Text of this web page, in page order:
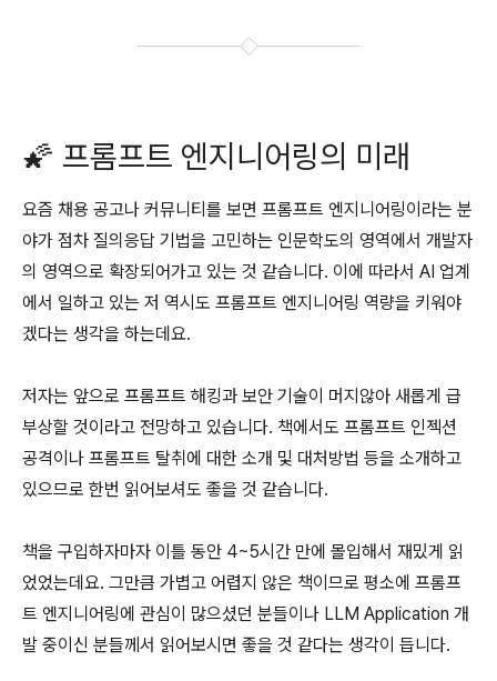
🌠 프롬프트 엔지니어링의 미래
요즘 채용 공고나 커뮤니티를 보면 프롬프트 엔지니어링이라는 분
야가 점차 질의응답 기법을 고민하는 인문학도의 영역에서 개발자
의 영역으로 확장되어가고 있는 것 같습니다. 이에 따라서 AI 업계
에서 일하고 있는 저 역시도 프롬프트 엔지니어링 역량을 키워야
겠다는 생각을 하는데요.
저자는 앞으로 프롬프트 해킹과 보안 기술이 머지않아 새롭게 급
부상할 것이라고 전망하고 있습니다. 책에서도 프롬프트 인젝션
공격이나 프롬프트 탈취에 대한 소개 및 대처방법 등을 소개하고
있으므로 한번 읽어보셔도 좋을 것 같습니다.
책을 구입하자마자 이틀 동안 4~5시간 만에 몰입해서 재밌게 읽
었었는데요. 그만큼 가볍고 어렵지 않은 책이므로 평소에 프롬프
트 엔지니어링에 관심이 많으셨던 분들이나 LLM Application 개
발 중이신 분들께서 읽어보시면 좋을 것 같다는 생각이 듭니다.